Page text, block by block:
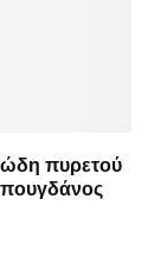
πυρετού